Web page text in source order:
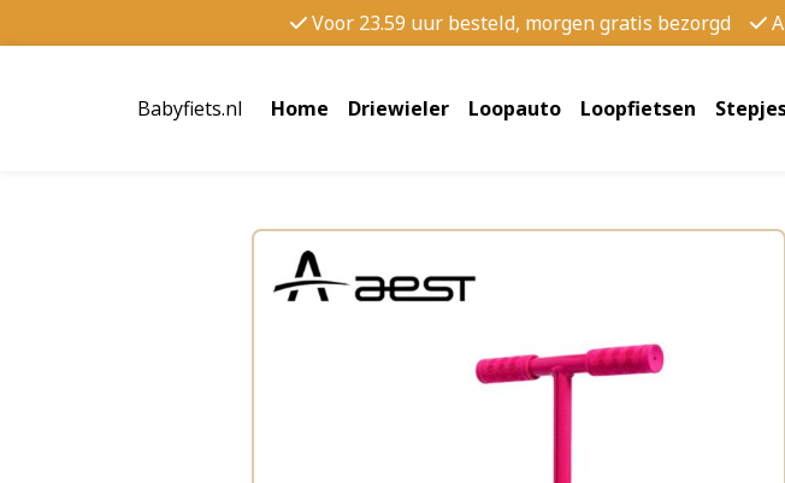
Voor 23.59 uur besteld, morgen gratis bezorgd
Babyfiets.nl Home Driewieler Loopauto Loopfietsen